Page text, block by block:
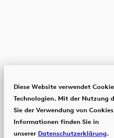
Diese Website verwendet
Technologien. Mit der Nutzung
Sie der Verwendung von
Informationen finden Sie in
unserer Datenschutzerklärung.